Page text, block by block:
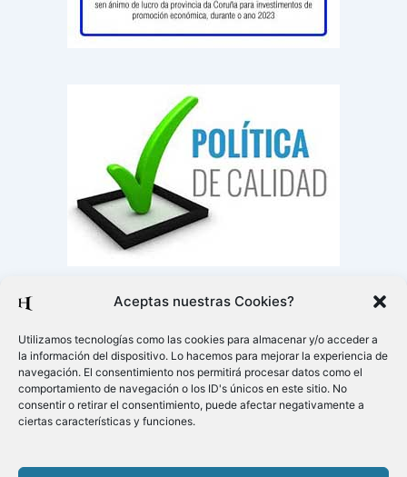
Aceptas nuestras Cookies?
Utilizamos tecnologías como las cookies para almacenar y/o acceder a
la información del dispositivo. Lo hacemos para mejorar la experiencia de
navegación. El consentimiento nos permitirá procesar datos como el
comportamiento de navegación o los ID's únicos en este sitio. No
consentir o retirar el consentimiento, puede afectar negativamente a
ciertas características y funciones.